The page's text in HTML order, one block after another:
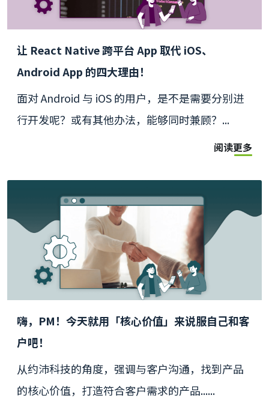
让 React Native 跨平台 App 取代 iOS、
Android App 的四大理由！
面对 Android 与 iOS 的用户，是不是需要分别进
行开发呢？或有其他办法，能够同时兼顾？...
阅读更多
嗨，PM！今天就用「核心价值」来说服自己和客
户吧！
从约沛科技的角度，强调与客户沟通，找到产品
的核心价值，打造符合客户需求的产品......